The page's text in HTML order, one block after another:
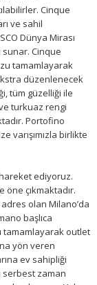
Cinque
ve sahil
Dünya Mirası
sunar. Cinque
tamamlayarak
düzenlenecek
tüm güzelliği ile
turkuaz rengi
Portofino
varışımızla birlikte
ediyoruz.
öne çıkmaktadır.
olan Milano’da
başlıca
tamamlayarak outlet
yön veren
ev sahipliği
serbest zaman